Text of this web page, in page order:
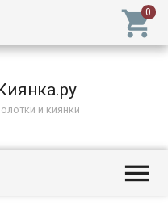

и киянки
